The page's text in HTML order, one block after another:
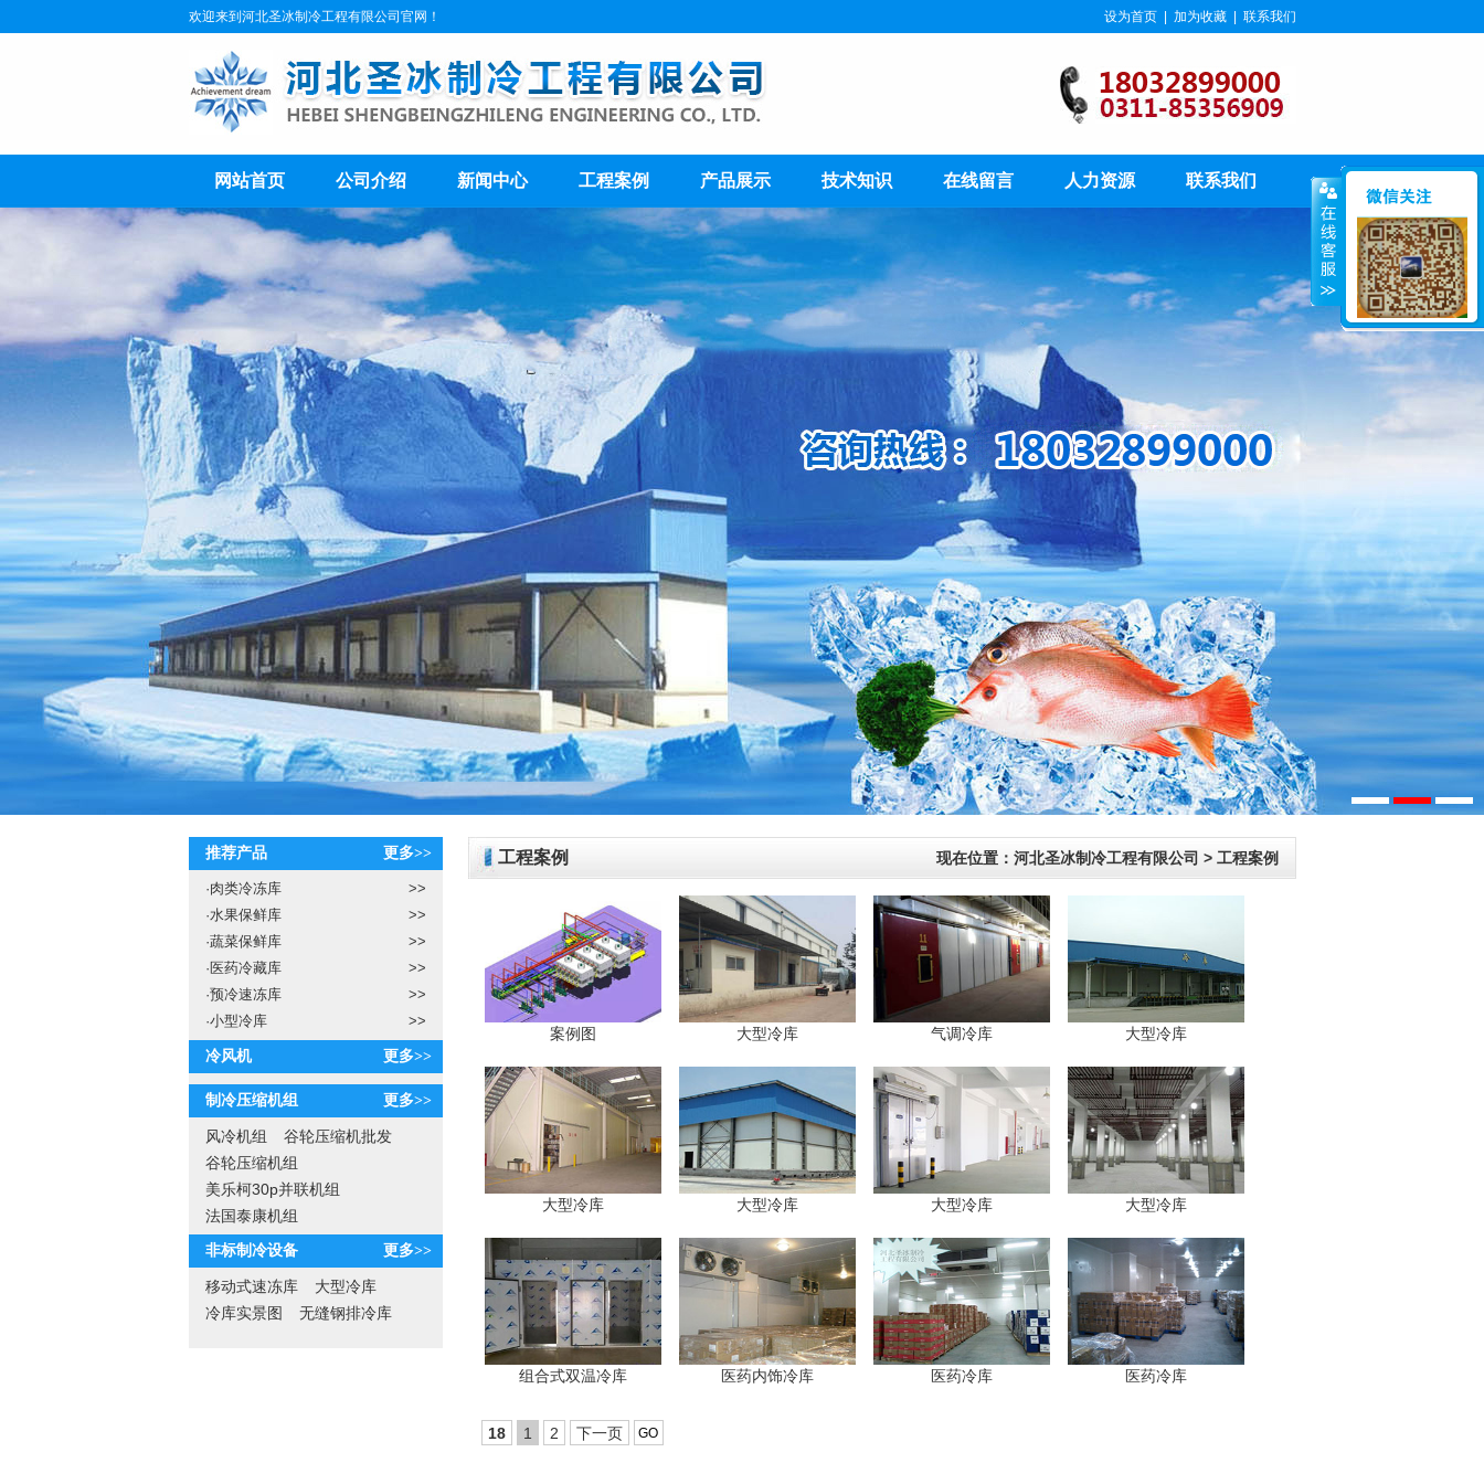
欢迎来到河北圣冰制冷工程有限公司官网！ 设为首页| 加为收藏| 联系我们
网站首页 公司介绍 新闻中心 工程案例 产品展示 技术知识 在线留言 人力资源 联系我们
推荐产品 更多>>
>>
·肉类冷冻库
>>
·水果保鲜库
>>
·蔬菜保鲜库
>>
· 医药冷藏库
>>
·预冷速冻库
>>
·小型冷库
冷风机 更多>>
制冷压缩机组 更多>>
风冷机组
谷轮压缩机批发
谷轮压缩机组
美乐柯30p并联机组
法国泰康机组
非标制冷设备 更多>>
移动式速冻库
大型冷库
冷库实景图
无缝钢排冷库
工程案例 现在位置： 河北圣冰制冷工程有限公司 > 工程案例
案例图 大型冷库 气调冷库 大型冷库
大型冷库 大型冷库 大型冷库 大型冷库
组合式双温冷库 医药内饰冷库 医药冷库 医药冷库
18 1 2 下一页